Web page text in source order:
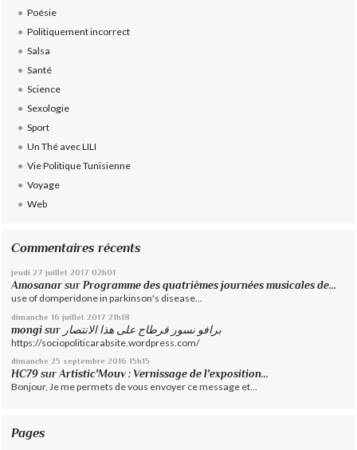
Poésie
Politiquement incorrect
Salsa
Santé
Science
Sexologie
Sport
Un Thé avec LILI
Vie Politique Tunisienne
Voyage
Web
Commentaires récents
jeudi 27 juillet 2017 02h01
Amosanar surProgramme des quatrièmes journées musicales de...
use of domperidone in parkinson's disease...
dimanche 16 juillet 2017 21h18
mongi sur برافو نسور قرطاج على هذا الانتصار
https://sociopoliticarabsite.wordpress.com/
dimanche 25 septembre 2016 15h15
HC79 surArtistic'Mouv : Vernissage de l'exposition...
Bonjour, Je me permets de vous envoyer ce message et...
Pages